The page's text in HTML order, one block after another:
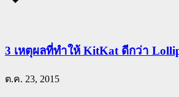
3 เหตุผลที่ทำให้ KitKat ดีกว่า
ต.ค. 23, 2015